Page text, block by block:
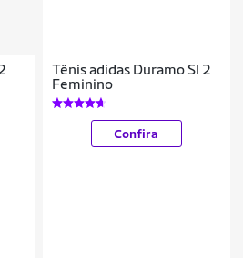
Tênis adidas Duramo Sl 2
Feminino
Confira